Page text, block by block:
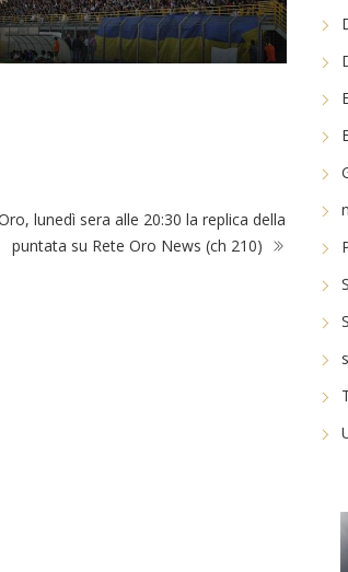
lunedì sera alle 20:30 la replica della
puntata su Rete Oro News (ch 210)